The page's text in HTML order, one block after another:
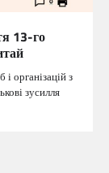
13-го
організацій з
зусилля